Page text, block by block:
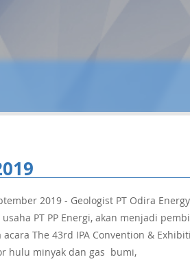
2019 - Geologist PT Odira
usaha PT PP Energi, akan menjadi
acara The 43rd IPA Convention &
hulu minyak dan gas bumi,